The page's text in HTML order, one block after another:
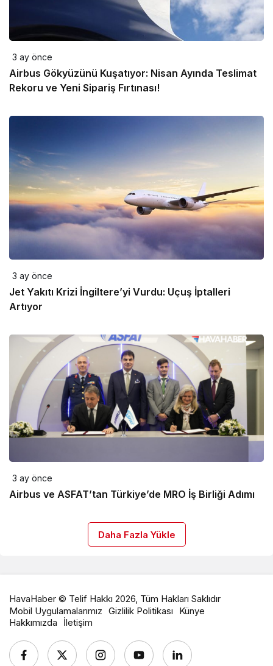
3 ay önce
Airbus Gökyüzünü Kuşatıyor: Nisan Ayında Teslimat
Rekoru ve Yeni Sipariş Fırtınası!
3 ay önce
Jet Yakıtı Krizi İngiltere’yi Vurdu: Uçuş İptalleri
Artıyor
3 ay önce
Airbus ve ASFAT’tan Türkiye’de MRO İş Birliği Adımı
Daha Fazla Yükle
HavaHaber © Telif Hakkı 2026, Tüm Hakları Saklıdır
Mobil Uygulamalarımız Gizlilik Politikası
Künye
Hakkımızda
İletişim